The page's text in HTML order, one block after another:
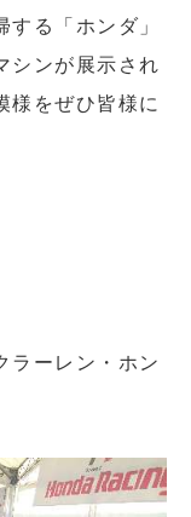
る「ホンダ」
シンが展示され
様をぜひ皆様に
ラーレン・ホン